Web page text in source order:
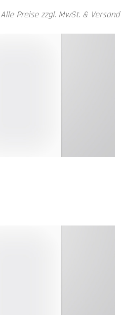
Alle Preise zzgl. MwSt. & Versand